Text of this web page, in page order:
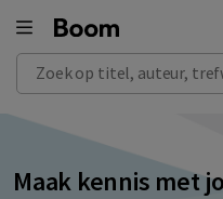
Zoek op titel, auteur,
Maak kennis met